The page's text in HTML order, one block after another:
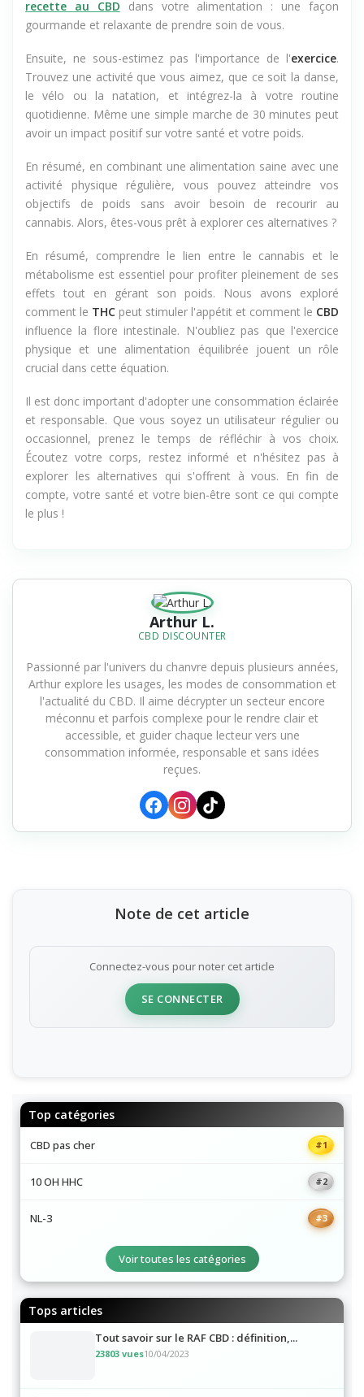
recette au CBD dans votre alimentation : une façon
gourmande et relaxante de prendre soin de vous.
Ensuite, ne sous-estimez pas l'importance de l'exercice.
Trouvez une activité que vous aimez, que ce soit la danse,
le vélo ou la natation, et intégrez-la à votre routine
quotidienne. Même une simple marche de 30 minutes peut
avoir un impact positif sur votre santé et votre poids.
En résumé, en combinant une alimentation saine avec une
activité physique régulière, vous pouvez atteindre vos
objectifs de poids sans avoir besoin de recourir au
cannabis. Alors, êtes-vous prêt à explorer ces alternatives ?
En résumé, comprendre le lien entre le cannabis et le
métabolisme est essentiel pour profiter pleinement de ses
effets tout en gérant son poids. Nous avons exploré
comment le THC peut stimuler l'appétit et comment le CBD
influence la flore intestinale. N'oubliez pas que l'exercice
physique et une alimentation équilibrée jouent un rôle
crucial dans cette équation.
Il est donc important d'adopter une consommation éclairée
et responsable. Que vous soyez un utilisateur régulier ou
occasionnel, prenez le temps de réfléchir à vos choix.
Écoutez votre corps, restez informé et n'hésitez pas à
explorer les alternatives qui s'offrent à vous. En fin de
compte, votre santé et votre bien-être sont ce qui compte
le plus !
Arthur L.
CBD DISCOUNTER
Passionné par l'univers du chanvre depuis plusieurs années,
Arthur explore les usages, les modes de consommation et
l'actualité du CBD. Il aime décrypter un secteur encore
méconnu et parfois complexe pour le rendre clair et
accessible, et guider chaque lecteur vers une
consommation informée, responsable et sans idées
reçues.
Note de cet article
Connectez-vous pour noter cet article
SE CONNECTER
Top catégories
CBD pas cher #1
10 OH HHC #2
NL-3 #3
Voir toutes les catégories
Tops articles
Tout savoir sur le RAF CBD : définition,...
23803 vues10/04/2023